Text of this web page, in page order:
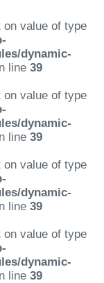
value of type
dynamic-
line 39
value of type
dynamic-
line 39
value of type
dynamic-
line 39
value of type
dynamic-
line 39